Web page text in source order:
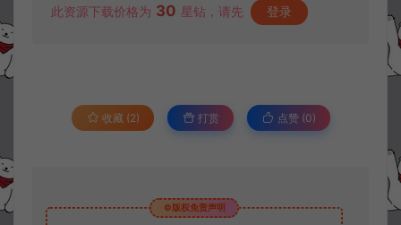
此资源下载价格为 30 星钻，请先 登录
收藏 (2) 打赏 点赞 (0)
©版权免责声明